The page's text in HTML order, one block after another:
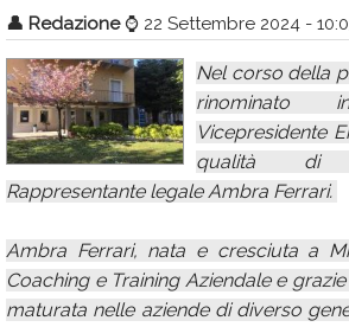
Info Utili
Rubriche
Calendario
Annunci
👤 Redazione ⌚ 22 Settembre 2024 -
Nel corso della
Vicepresidente
qualità di
Rappresentante legale Ambra Ferrari.
Ambra Ferrari, nata e cresciuta a
Coaching e Training Aziendale e
maturata nelle aziende di diverso